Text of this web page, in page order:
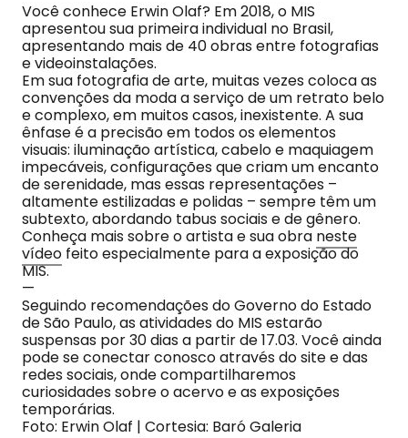
Você conhece Erwin Olaf? Em 2018, o MIS
apresentou sua primeira individual no Brasil,
apresentando mais de 40 obras entre fotografias
e videoinstalações.
Em sua fotografia de arte, muitas vezes coloca as
convenções da moda a serviço de um retrato belo
e complexo, em muitos casos, inexistente. A sua
ênfase é a precisão em todos os elementos
visuais: iluminação artística, cabelo e maquiagem
impecáveis, configurações que criam um encanto
de serenidade, mas essas representações –
altamente estilizadas e polidas – sempre têm um
subtexto, abordando tabus sociais e de gênero.
Conheça mais sobre o artista e sua obra neste
vídeo feito especialmente para a exposição do
MIS.
—
Seguindo recomendações do Governo do Estado
de São Paulo, as atividades do MIS estarão
suspensas por 30 dias a partir de 17.03. Você ainda
pode se conectar conosco através do site e das
redes sociais, onde compartilharemos
curiosidades sobre o acervo e as exposições
temporárias.
Foto: Erwin Olaf | Cortesia: Baró Galeria